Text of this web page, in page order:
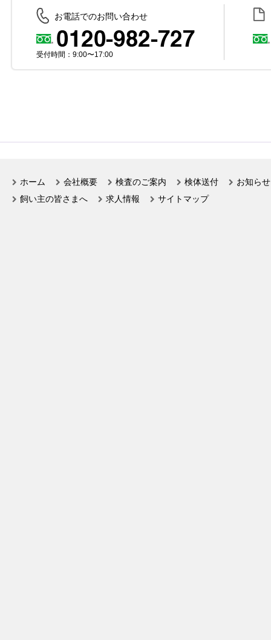
お電話でのお問い合わせ
受付時間：9:00〜17:00
ホーム 会社概要 検査のご案内 検体送付
お知らせ
飼い主の皆さまへ
求人情報 サイトマップ